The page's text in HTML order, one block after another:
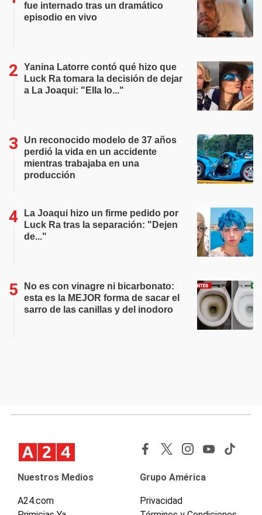
fue internado tras un dramático
episodio en vivo
Yanina Latorre contó qué hizo que
Luck Ra tomara la decisión de dejar
a La Joaqui: "Ella lo..."
Un reconocido modelo de 37 años
perdió la vida en un accidente
mientras trabajaba en una
producción
La Joaqui hizo un firme pedido por
Luck Ra tras la separación: "Dejen
de..."
No es con vinagre ni bicarbonato:
esta es la MEJOR forma de sacar el
sarro de las canillas y del inodoro
Nuestros Medios
A24.com
Grupo América
Privacidad